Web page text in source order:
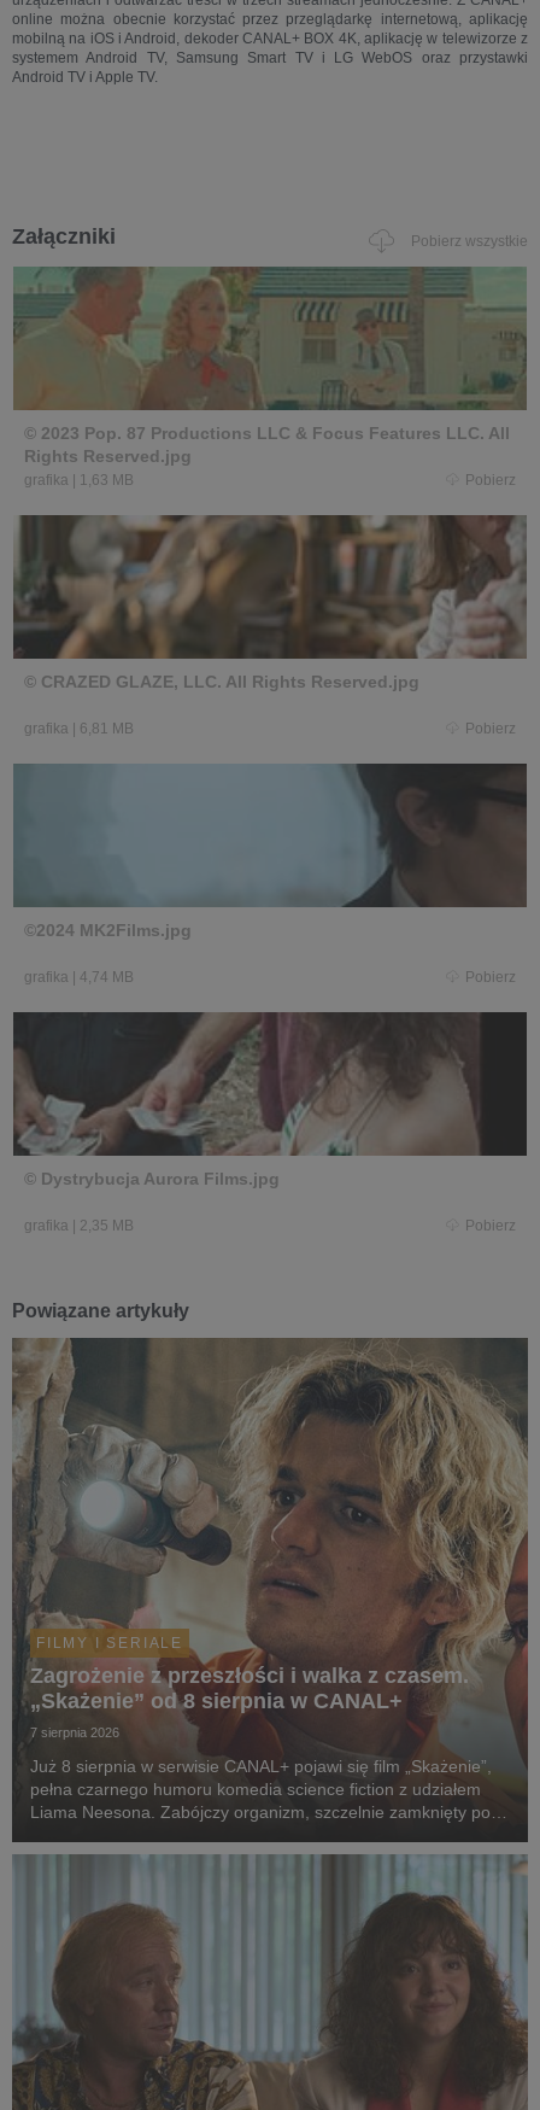
online można obecnie korzystać przez przeglądarkę internetową, aplikację
mobilną na iOS i Android, dekoder CANAL+ BOX 4K, aplikację w telewizorze z
systemem Android TV, Samsung Smart TV i LG WebOS oraz przystawki
Android TV i Apple TV.
Załączniki Pobierz wszystkie
© 2023 Pop. 87 Productions LLC & Focus Features LLC. All
Rights Reserved.jpg
grafika | 1,63 MB Pobierz
© CRAZED GLAZE, LLC. All Rights Reserved.jpg
grafika | 6,81 MB Pobierz
©2024 MK2Films.jpg
grafika | 4,74 MB Pobierz
© Dystrybucja Aurora Films.jpg
grafika | 2,35 MB Pobierz
Powiązane artykuły
FILMY I SERIALE
Zagrożenie z przeszłości i walka z czasem.
„Skażenie” od 8 sierpnia w CANAL+
7 sierpnia 2026
Już 8 sierpnia w serwisie CANAL+ pojawi się film „Skażenie”,
pełna czarnego humoru komedia science fiction z udziałem
Liama Neesona. Zabójczy organizm, szczelnie zamknięty pod
nadzieją ludzkości staje się dwoje spóźni...